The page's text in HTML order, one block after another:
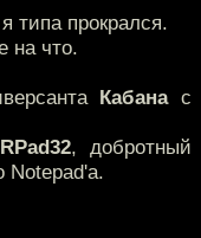
типа прокрался.
на что.
Кабанас
RPad32, добротный
Notepad'a.